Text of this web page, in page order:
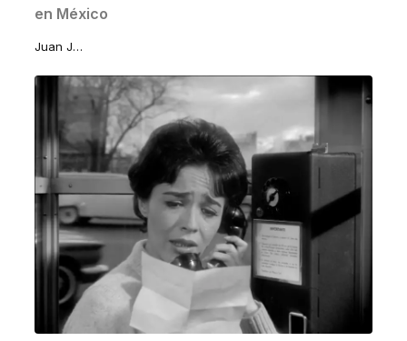
en México
Juan José Lomelí Sánchez